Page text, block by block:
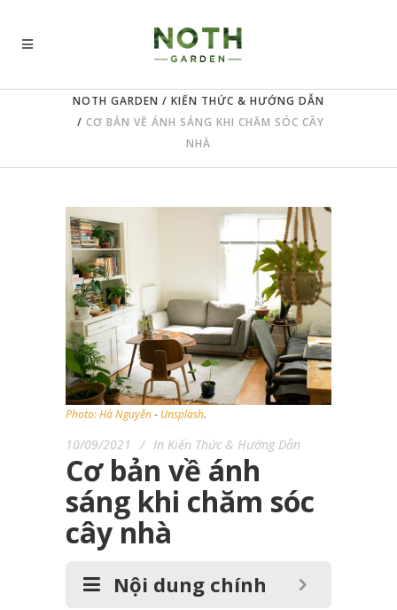
NOTH GARDEN / KIẾN THỨC & HƯỚNG DẪN
/ CƠ BẢN VỀ ÁNH SÁNG KHI CHĂM SÓC CÂY
NHÀ
Photo:Hà Nguyễn- Unsplash.
10/09/2021 In Kiến Thức & Hướng Dẫn
Cơ bản về ánh
sáng khi chăm sóc
cây nhà
Nội dung chính